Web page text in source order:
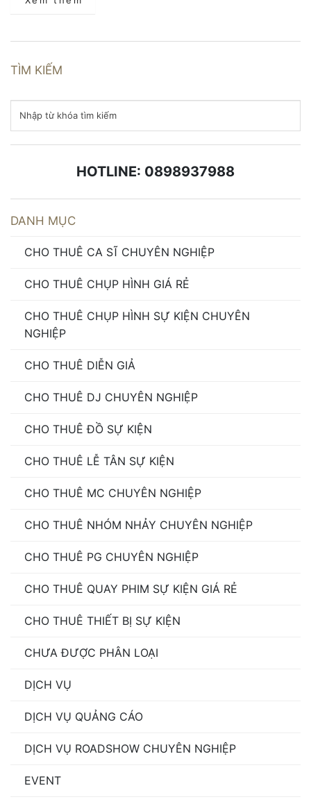
TÌM KIẾM
HOTLINE: 0898937988
DANH MỤC
CHO THUÊ CA SĨ CHUYÊN NGHIỆP
CHO THUÊ CHỤP HÌNH GIÁ RẺ
CHO THUÊ CHỤP HÌNH SỰ KIỆN CHUYÊN
NGHIỆP
CHO THUÊ DIỄN GIẢ
CHO THUÊ DJ CHUYÊN NGHIỆP
CHO THUÊ ĐỒ SỰ KIỆN
CHO THUÊ LỄ TÂN SỰ KIỆN
CHO THUÊ MC CHUYÊN NGHIỆP
CHO THUÊ NHÓM NHẢY CHUYÊN NGHIỆP
CHO THUÊ PG CHUYÊN NGHIỆP
CHO THUÊ QUAY PHIM SỰ KIỆN GIÁ RẺ
CHO THUÊ THIẾT BỊ SỰ KIỆN
CHƯA ĐƯỢC PHÂN LOẠI
DỊCH VỤ
DỊCH VỤ QUẢNG CÁO
DỊCH VỤ ROADSHOW CHUYÊN NGHIỆP
EVENT